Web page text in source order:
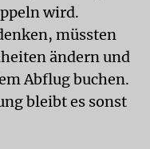
wird.
müssten
ändern und
Abflug buchen.
bleibt es sonst